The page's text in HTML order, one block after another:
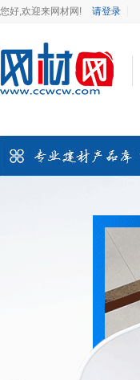
您好,欢迎来网材网! 请登录